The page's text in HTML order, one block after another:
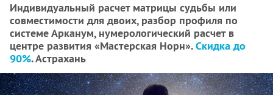
Индивидуальный расчет матрицы судьбы или
совместимости для двоих, разбор профиля по
системе Арканум, нумерологический расчет в
центре развития «Мастерская Норн».Скидка до
90%. Астрахань